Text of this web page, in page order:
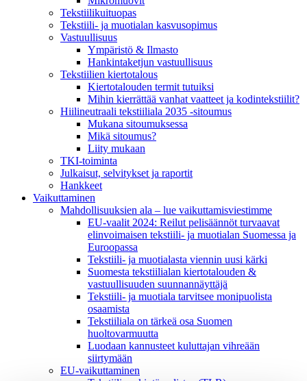
Tekstiilikuitu­opas
Tekstiili- ja muotialan kasvusopimus
Vastuullisuus
Ympäristö & Ilmasto
Hankintaketjun vastuullisuus
Tekstiilien kiertotalous
Kiertotalouden termit tutuiksi
Mihin kierrättää vanhat vaatteet ja kodintekstiilit?
Hiilineutraali tekstiiliala 2035 -sitoumus
Mukana sitoumuksessa
Mikä sitoumus?
Liity mukaan
TKI-toiminta
Julkaisut, selvitykset ja raportit
Hankkeet
Vaikuttaminen
Mahdollisuuksien ala – lue vaikuttamis­viestimme
EU-vaalit 2024: Reilut pelisäännöt turvaavat
elinvoimaisen tekstiili- ja muotialan Suomessa ja
Euroopassa
Tekstiili- ja muotialasta viennin uusi kärki
Suomesta tekstiilialan kiertotalouden &
vastuullisuuden suunnannäyttäjä
Tekstiili- ja muotiala tarvitsee monipuolista
osaamista
Tekstiiliala on tärkeä osa Suomen
huoltovarmuutta
Luodaan kannusteet kuluttajan vihreään
siirtymään
EU-vaikuttaminen